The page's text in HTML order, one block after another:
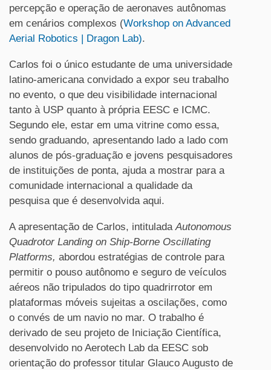
percepção e operação de aeronaves autônomas
em cenários complexos (Workshop on Advanced
Aerial Robotics | Dragon Lab).
Carlos foi o único estudante de uma universidade
latino-americana convidado a expor seu trabalho
no evento, o que deu visibilidade internacional
tanto à USP quanto à própria EESC e ICMC.
Segundo ele, estar em uma vitrine como essa,
sendo graduando, apresentando lado a lado com
alunos de pós-graduação e jovens pesquisadores
de instituições de ponta, ajuda a mostrar para a
comunidade internacional a qualidade da
pesquisa que é desenvolvida aqui.
A apresentação de Carlos, intituladaAutonomous
Quadrotor Landing on Ship-Borne Oscillating
Platforms, abordou estratégias de controle para
permitir o pouso autônomo e seguro de veículos
aéreos não tripulados do tipo quadrirrotor em
plataformas móveis sujeitas a oscilações, como
o convés de um navio no mar. O trabalho é
derivado de seu projeto de Iniciação Científica,
desenvolvido no Aerotech Lab da EESC sob
orientação do professor titular Glauco Augusto de